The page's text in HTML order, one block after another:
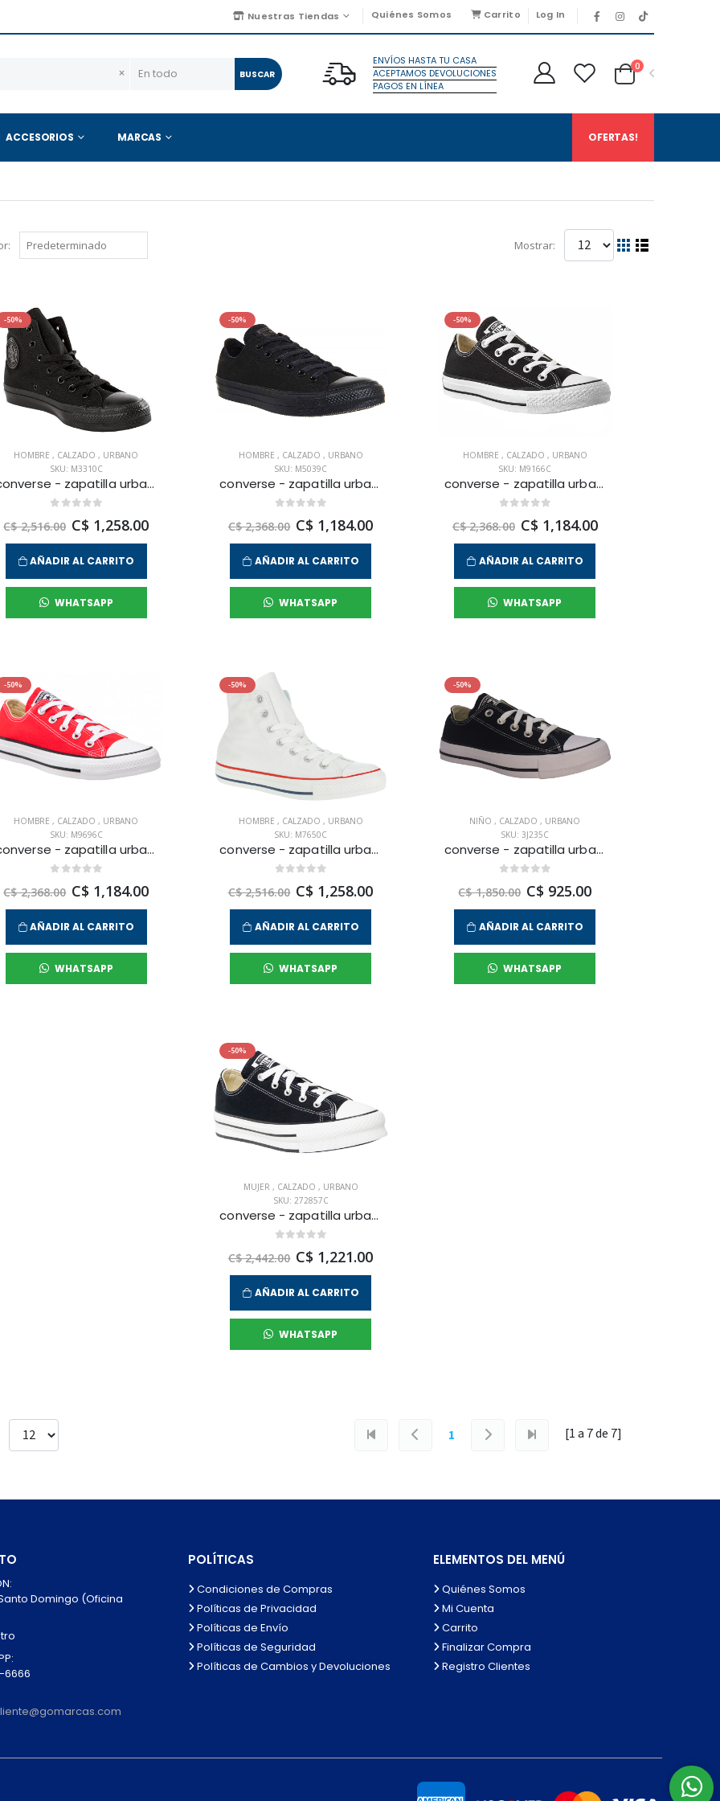
Nuestras Tiendas Quiénes Somos Carrito Log In
× BUSCAR
ENVÍOS HASTA TU CASA
ACEPTAMOS DEVOLUCIONES
PAGOS EN LÍNEA
0
ACCESORIOS MARCAS OFERTAS!
Mostrar:
-50%
HOMBRE, CALZADO, URBANO
SKU: M3310C
converse - zapatilla urbana chuck taylor all star hi para hombre
C$ 2,516.00 C$ 1,258.00
AÑADIR AL CARRITO
WHATSAPP
-50%
HOMBRE , CALZADO , URBANO
SKU: M5039C
converse - zapatilla urbana chuck taylor all star core ox para hombre
C$ 2,368.00 C$ 1,184.00
AÑADIR AL CARRITO
WHATSAPP
-50%
HOMBRE , CALZADO , URBANO
SKU: M9166C
converse - zapatilla urbana chuck taylor all star para hombre
C$ 2,368.00 C$ 1,184.00
AÑADIR AL CARRITO
WHATSAPP
-50%
HOMBRE, CALZADO, URBANO
SKU: M9696C
converse - zapatilla urbana chuck taylor all star core ox para hombre
C$ 2,368.00 C$ 1,184.00
AÑADIR AL CARRITO
WHATSAPP
-50%
HOMBRE , CALZADO , URBANO
SKU: M7650C
converse - zapatilla urbana chuck taylor all star core hi para hombre
C$ 2,516.00 C$ 1,258.00
AÑADIR AL CARRITO
WHATSAPP
-50%
NIÑO, CALZADO, URBANO
SKU: 3J235C
converse - zapatilla urbana chuck taylor all star para niño junior
C$ 1,850.00 C$ 925.00
AÑADIR AL CARRITO
WHATSAPP
-50%
MUJER , CALZADO , URBANO
SKU: 272857C
converse - zapatilla urbana eva plataform para mujer
C$ 2,442.00 C$ 1,221.00
AÑADIR AL CARRITO
WHATSAPP
1 [1 a 7de 7]
Domingo (Oficina
6666
POLÍTICAS
Condiciones de Compras
Políticas de Privacidad
Políticas de Envío
Políticas de Seguridad
Políticas de Cambios y Devoluciones
ELEMENTOS DEL MENÚ
Quiénes Somos
Mi Cuenta
Carrito
Finalizar Compra
Registro Clientes